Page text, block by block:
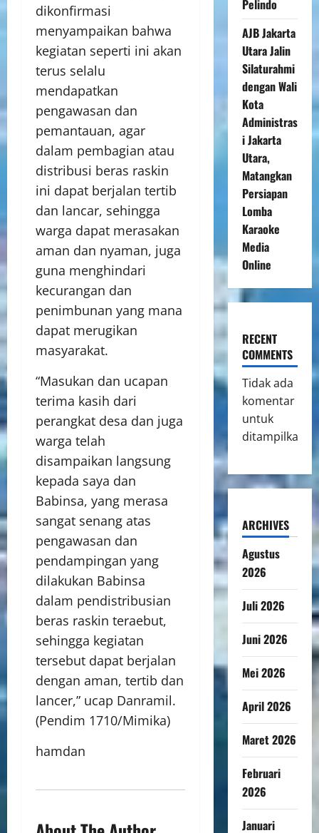
dikonfirmasi
menyampaikan bahwa
kegiatan seperti ini akan
terus selalu
mendapatkan
pengawasan dan
pemantauan, agar
dalam pembagian atau
distribusi beras raskin
ini dapat berjalan tertib
dan lancar, sehingga
warga dapat merasakan
aman dan nyaman, juga
guna menghindari
kecurangan dan
penimbunan yang mana
dapat merugikan
masyarakat.
“Masukan dan ucapan
terima kasih dari
perangkat desa dan juga
warga telah
disampaikan langsung
kepada saya dan
Babinsa, yang merasa
sangat senang atas
pengawasan dan
pendampingan yang
dilakukan Babinsa
dalam pendistribusian
beras raskin teraebut,
sehingga kegiatan
tersebut dapat berjalan
dengan aman, tertib dan
lancer,” ucap Danramil.
(Pendim 1710/Mimika)
hamdan
Pelindo
AJB Jakarta
Utara Jalin
Silaturahmi
dengan Wali
Kota
Administras
i Jakarta
Utara,
Matangkan
Persiapan
Lomba
Karaoke
Media
Online
RECENT
COMMENTS
Tidak ada
komentar
untuk
ditampilkan.
ARCHIVES
Agustus
2026
Juli 2026
Juni 2026
Mei 2026
April 2026
Maret 2026
Februari
2026
Januari